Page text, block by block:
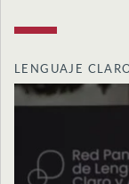
LENGUAJE